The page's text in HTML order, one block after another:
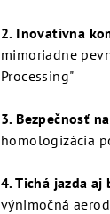
2. Inovatívna
mimoriadne
Processing"
3. Bezpečnosť
homologizácia
4. Tichá jazda aj
výnimočná